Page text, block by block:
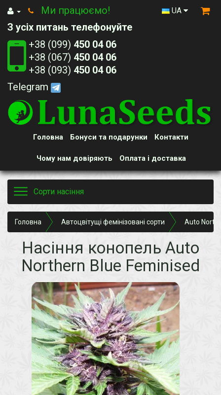
UA
Ми працюємо!
З усіх питань телефонуйте
+38 (099) 450 04 06
+38 (067) 450 04 06
+38 (093) 450 04 06
Telegram
Головна
Чому нам довіряють
Контакти
Бонуси та подарунки
Оплата і доставка
Toggle
navigation
Сорти насіння
Головна Автоцвітущі фемінізовані сорти Auto
Насіння конопель Auto
Northern Blue Feminised